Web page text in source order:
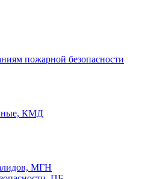
пожарной безопасности
КМД
МГН